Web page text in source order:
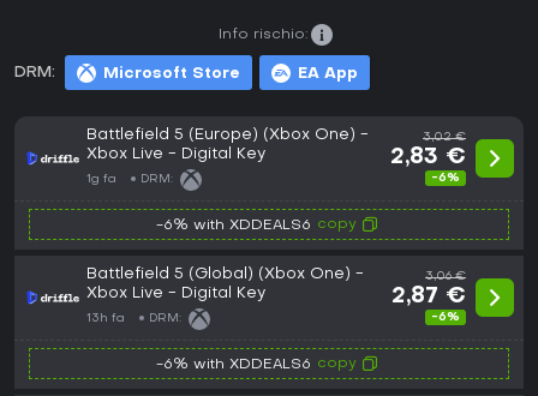
DRM: Microsoft Store EA App
Info rischio:
Battlefield 5 (Europe) (Xbox One) -
Xbox Live - Digital Key
1g fa DRM:
3,02 €
2,83 €
-6%
-6% with XDDEALS6 copy
Battlefield 5 (Global) (Xbox One) -
Xbox Live - Digital Key
13h fa DRM:
3,06 €
2,87 €
-6%
-6% with XDDEALS6 copy